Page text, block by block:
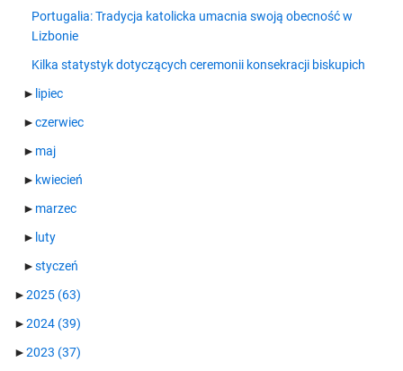
Portugalia: Tradycja katolicka umacnia swoją obecność w
Lizbonie
Kilka statystyk dotyczących ceremonii konsekracji biskupich
► lipiec
►czerwiec
► maj
► kwiecień
► marzec
► luty
►styczeń
►2025 (63)
►2024 (39)
►2023 (37)